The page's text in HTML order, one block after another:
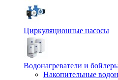
Циркуляционные насосы
Водонагреватели и
Накопительные